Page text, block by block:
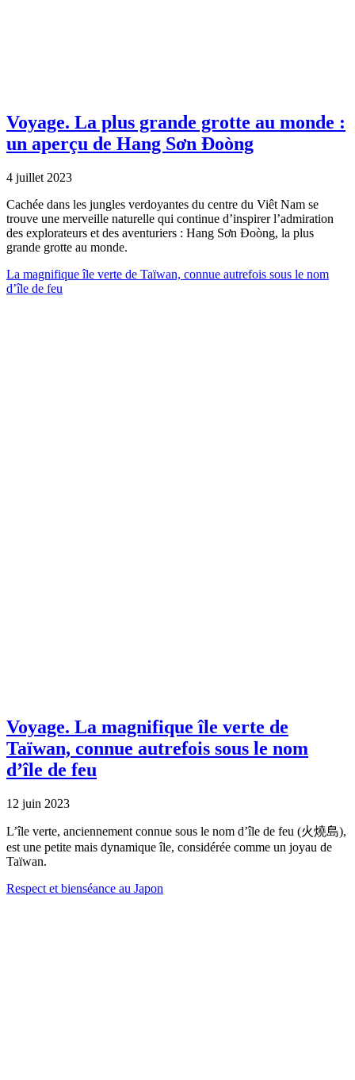
Voyage. La plus grande grotte au monde :
un aperçu de Hang Sơn Đoòng
4 juillet 2023
Cachée dans les jungles verdoyantes du centre du Viêt Nam se
trouve une merveille naturelle qui continue d’inspirer l’admiration
des explorateurs et des aventuriers : Hang Sơn Đoòng, la plus
grande grotte au monde.
La magnifique île verte de Taïwan, connue autrefois sous le nom
d’île de feu
Voyage. La magnifique île verte de
Taïwan, connue autrefois sous le nom
d’île de feu
12 juin 2023
L’île verte, anciennement connue sous le nom d’île de feu (火燒島),
est une petite mais dynamique île, considérée comme un joyau de
Taïwan.
Respect et bienséance au Japon